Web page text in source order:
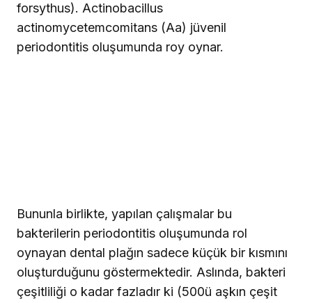
forsythus). Actinobacillus
actinomycetemcomitans (Aa) jüvenil
periodontitis oluşumunda roy oynar.
Bununla birlikte, yapılan çalışmalar bu
bakterilerin periodontitis oluşumunda rol
oynayan dental plağın sadece küçük bir kısmını
oluşturduğunu göstermektedir. Aslında, bakteri
çeşitliliği o kadar fazladır ki (500ü aşkın çeşit